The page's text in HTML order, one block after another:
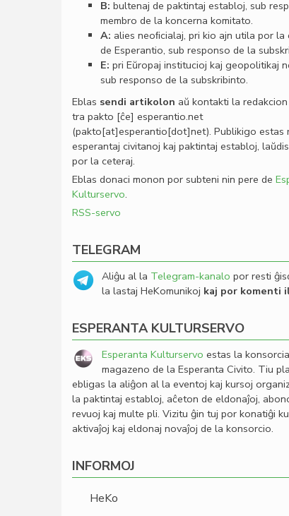
B: bultenaj de paktintaj establoj, sub
membro de la koncerna komitato.
A: alies neoﬁcialaj, pri kio ajn utila por la
de Esperantio, sub responso de la
E: pri Eŭropaj institucioj kaj geopolitikaj
sub responso de la subskribinto.
Eblas sendi artikolon aŭ kontakti la redakcion
tra pakto [ĉe] esperantio.net
(pakto[at]esperantio[dot]net). Publikigo estas
esperantaj civitanoj kaj paktintaj establoj,
por la ceteraj.
Eblas donaci monon por subteni nin pere de
Kulturservo.
RSS-servo
TELEGRAM
Aliĝu al la Telegram-kanalo por resti
la lastaj HeKomunikoj kaj por komenti
ESPERANTA KULTURSERVO
Esperanta Kulturservo estas la konsorcia
magazeno de la Esperanta Civito. Tiu
ebligas la aliĝon al la eventoj kaj kursoj
la paktintaj establoj, aĉeton de eldonaĵoj,
revuoj kaj multe pli. Vizitu ĝin tuj por konatiĝi
aktivaĵoj kaj eldonaj novaĵoj de la konsorcio.
INFORMOJ
HeKo